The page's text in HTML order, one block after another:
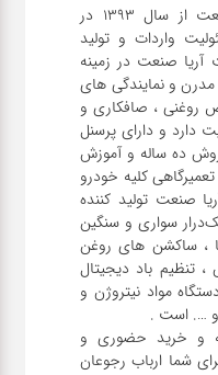
شرکت تجهیزات تعمیرگاهی آریا صنعت از سال ۱۳۹۳ در
واردات و تولید
آریا صنعت در زمینه
و نمایندگی های
روغنی ، صافکاری و
دارد و دارای پرسنل
ده ساله و آموزش
کلیه خودرو
صنعت تولید کننده
سواری و ‌سنگین
، ساکشن های روغن
تنظیم باد دیجیتال
مواد نیتروژن و
و خرید حضوری و
شما ارباب رجوعان